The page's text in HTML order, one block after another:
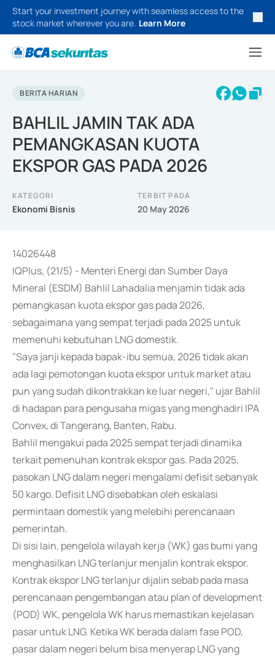
Start your investment journey with seamless access to the
stock market wherever you are. Learn More
BERITA HARIAN
BAHLIL JAMIN TAK ADA
PEMANGKASAN KUOTA
EKSPOR GAS PADA 2026
KATEGORI
Ekonomi Bisnis
TERBIT PADA
20 May 2026
14026448
IQPlus, (21/5) - Menteri Energi dan Sumber Daya
Mineral (ESDM) Bahlil Lahadalia menjamin tidak ada
pemangkasan kuota ekspor gas pada 2026,
sebagaimana yang sempat terjadi pada 2025 untuk
memenuhi kebutuhan LNG domestik.
"Saya janji kepada bapak-ibu semua, 2026 tidak akan
ada lagi pemotongan kuota ekspor untuk market atau
pun yang sudah dikontrakkan ke luar negeri," ujar Bahlil
di hadapan para pengusaha migas yang menghadiri IPA
Convex, di Tangerang, Banten, Rabu.
Bahlil mengakui pada 2025 sempat terjadi dinamika
terkait pemenuhan kontrak ekspor gas. Pada 2025,
pasokan LNG dalam negeri mengalami defisit sebanyak
50 kargo. Defisit LNG disebabkan oleh eskalasi
permintaan domestik yang melebihi perencanaan
pemerintah.
Di sisi lain, pengelola wilayah kerja (WK) gas bumi yang
menghasilkan LNG terlanjur menjalin kontrak ekspor.
Kontrak ekspor LNG terlanjur dijalin sebab pada masa
perencanaan pengembangan atau plan of development
(POD) WK, pengelola WK harus memastikan kejelasan
pasar untuk LNG. Ketika WK berada dalam fase POD,
pasar dalam negeri belum bisa menyerap LNG yang